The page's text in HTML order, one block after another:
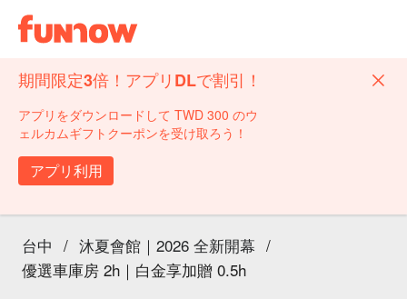
期間限定3倍！アプリDLで割引！
アプリをダウンロードして TWD 300 のウ
ェルカムギフトクーポンを受け取ろう！
アプリ利用
台中 / 沐夏會館｜2026 全新開幕 /
優選車庫房 2h｜白金享加贈 0.5h